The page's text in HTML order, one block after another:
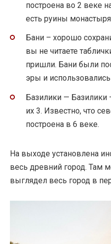
построена во 2 веке
есть руины
Бани – хорошо
вы не читаете
пришли. Бани были
эры и
Базилики —
их 3. Известно, что
построена в 6 веке.
На выходе установлена
весь древний город. Там
выглядел весь город в